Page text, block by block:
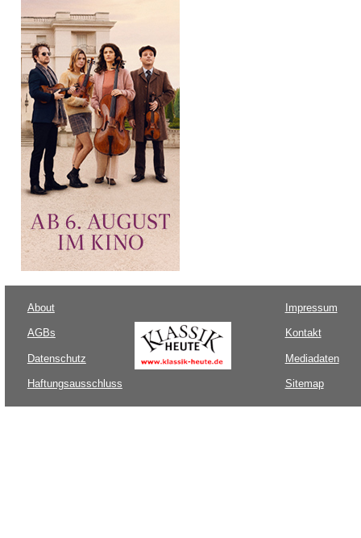
About
AGBs
Datenschutz
Haftungsausschluss
Impressum
Kontakt
Mediadaten
Sitemap